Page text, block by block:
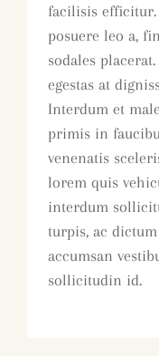
facilisis efficitur.
posuere leo a,
sodales
egestas at
Interdum et
primis in
venenatis
lorem quis
interdum
turpis, ac
accumsan
sollicitudin id.